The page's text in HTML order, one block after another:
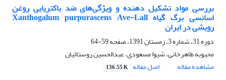
بررسی مواد تشکیل دهنده و ویژگی‌های ضد باکتریایی روغن
اسانسی برگ گیاه Xanthogalum purpurascens Ave-Lall
رویشی در ایران
دوره 31، شماره 3، زمستان 1391، صفحه
59-64
محبوبه طاهرخانی، شیوا مسعودی، عبدالحسین روستائیان
مشاهده مقاله
اصل مقاله 136.55 K